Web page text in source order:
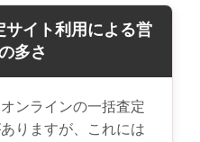
サイト利用による営
多さ
ンラインの一括査定
りますが、これには